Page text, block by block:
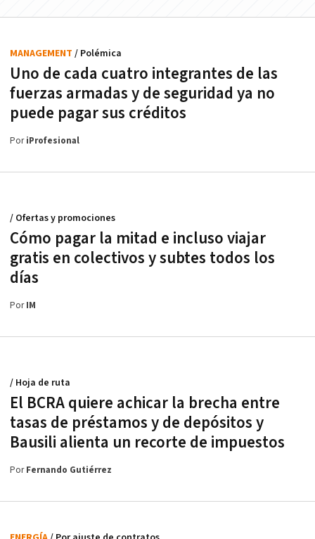
Uno de cada cuatro integrantes de las
fuerzas armadas y de seguridad ya no
puede pagar sus créditos
MANAGEMENT / Polémica
PoriProfesional
Cómo pagar la mitad e incluso viajar
gratis en colectivos y subtes todos los
días
/ Ofertas y promociones
PorIM
El BCRA quiere achicar la brecha entre
tasas de préstamos y de depósitos y
Bausili alienta un recorte de impuestos
/ Hoja de ruta
PorFernando Gutiérrez